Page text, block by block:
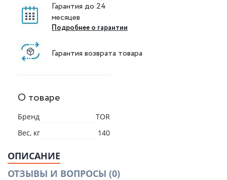
Гарантия до 24
месяцев
Подробнее о гарантии
Гарантия возврата товара
О товаре
Бренд
TOR
Вес, кг
140
ОПИСАНИЕ
ОТЗЫВЫ И ВОПРОСЫ (0)